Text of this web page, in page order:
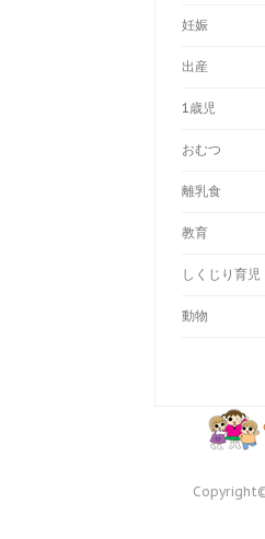
妊娠
出産
1歳児
おむつ
離乳食
教育
しくじり育児
動物
Copyright©